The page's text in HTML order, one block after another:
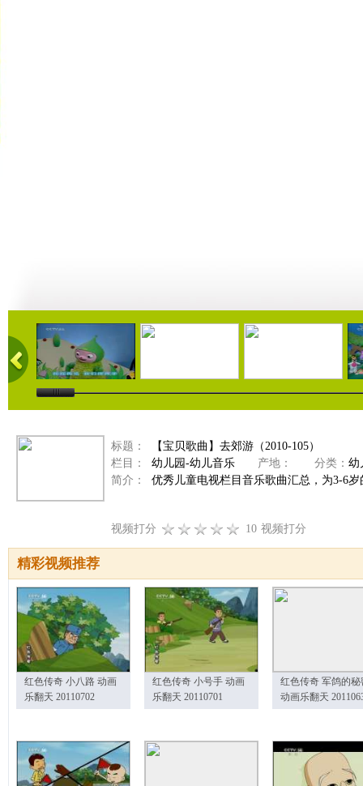
01:00 03:44 01:00
标题：
【宝贝歌曲】去郊游（2010-105）
栏目：
幼儿园-幼儿音乐 产地： 分类： 幼
简介：
优秀儿童电视栏目音乐歌曲汇总，为3-6
视频打分 10 视频打分
精彩视频推荐
红色传奇 小八路 动画
乐翻天 20110702
红色传奇 小号手 动画
乐翻天 20110701
红色传奇 军鸽的秘
动画乐翻天